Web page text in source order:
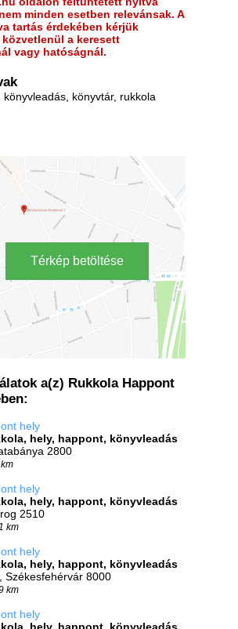
minden esetben relevánsak. A
tartás érdekében kérjük
a keresett
vagy hatóságnál.
könyvleadás, könyvtár, rukkola
Térkép betöltése
a(z) Rukkola Happont
hely
hely, happont, könyvleadás
2800
hely
hely, happont, könyvleadás
2510
km
hely
hely, happont, könyvleadás
Székesfehérvár 8000
km
hely